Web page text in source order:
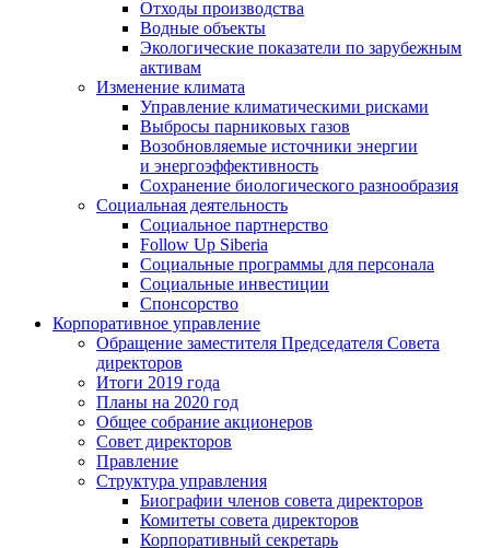
Отходы производства
Водные объекты
Экологические показатели по зарубежным
активам
Изменение климата
Управление климатическими рисками
Выбросы парниковых газов
Возобновляемые источники энергии
и энергоэффективность
Сохранение биологического разнообразия
Социальная деятельность
Социальное партнерство
Follow Up Siberia
Социальные программы для персонала
Социальные инвестиции
Спонсорство
Корпоративное управление
Обращение заместителя Председателя Совета
директоров
Итоги 2019 года
Планы на 2020 год
Общее собрание акционеров
Совет директоров
Правление
Структура управления
Биографии членов совета директоров
Комитеты совета директоров
Корпоративный секретарь